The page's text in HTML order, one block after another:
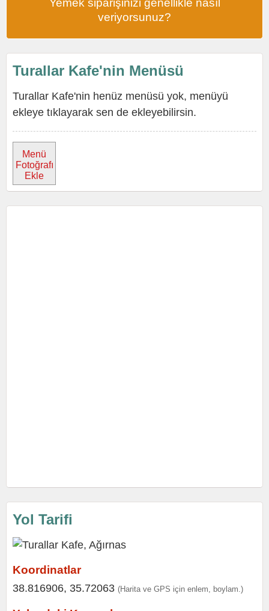
Yemek siparişinizi genellikle nasıl
veriyorsunuz?
Turallar Kafe'nin Menüsü
Turallar Kafe'nin henüz menüsü yok, menüyü
ekleye tıklayarak sen de ekleyebilirsin.
Menü
Fotoğrafı
Ekle
Yol Tarifi
Koordinatlar
38.816906, 35.72063 (Harita ve GPS için enlem, boylam.)